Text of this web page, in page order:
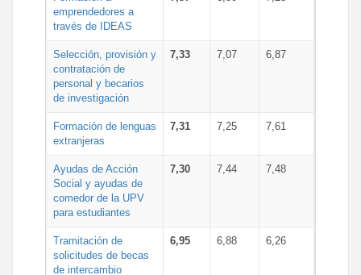
emprendedores a
través de IDEAS
Selección, provisión y
contratación de
personal y becarios
de investigación
7,33 7,07 6,87
Formación de lenguas
extranjeras
7,31 7,25 7,61
Ayudas de Acción
Social y ayudas de
comedor de la UPV
para estudiantes
7,30 7,44 7,48
Tramitación de
solicitudes de becas
de intercambio
6,95 6,88 6,26